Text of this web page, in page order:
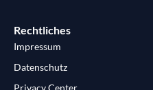
Rechtliches
Impressum
Datenschutz
Privacy Center